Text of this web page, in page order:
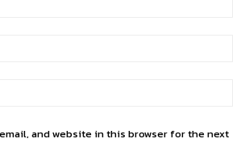
and website in this browser for the next